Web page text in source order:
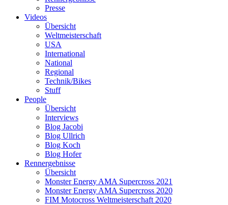
Presse
Videos
Übersicht
Weltmeisterschaft
USA
International
National
Regional
Technik/Bikes
Stuff
People
Übersicht
Interviews
Blog Jacobi
Blog Ullrich
Blog Koch
Blog Hofer
Rennergebnisse
Übersicht
Monster Energy AMA Supercross 2021
Monster Energy AMA Supercross 2020
FIM Motocross Weltmeisterschaft 2020